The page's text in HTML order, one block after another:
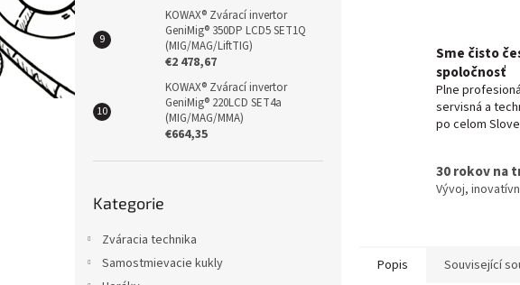
KOWAX® Zvárací invertor
GeniMig® 350DP LCD5 SET1Q
(MIG/MAG/LiftTIG)
€2 478,67
KOWAX® Zvárací invertor
GeniMig® 220LCD SET4a
(MIG/MAG/MMA)
€664,35
kategorie
Kategorie
Zváracia technika
Samostmievacie kukly
Sme čisto
spoločnosť
Plne
servisná a
po celom
30 rokov na
Vývoj,
Popis Související